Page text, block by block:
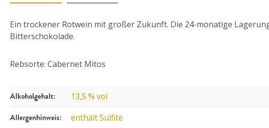
Ein trockener Rotwein mit großer Zukunft. Die 24-monatige
Bitterschokolade.
Rebsorte: Cabernet Mitos
Alkoholgehalt: 13,5 % vol
Allergenhinweis: enthält Sulfite